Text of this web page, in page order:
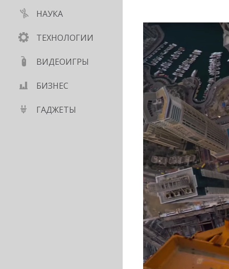
НАУКА
ТЕХНОЛОГИИ
ВИДЕОИГРЫ
БИЗНЕС
ГАДЖЕТЫ